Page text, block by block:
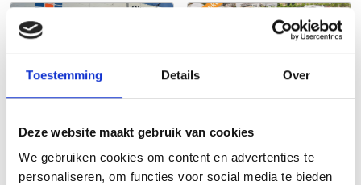
Toestemming Details Over
Deze website maakt gebruik van cookies
We gebruiken cookies om content en advertenties te
personaliseren, om functies voor social media te bieden
Capelle a/d IJssel
Nu geopend!
Den Haag
Binnenkort open!